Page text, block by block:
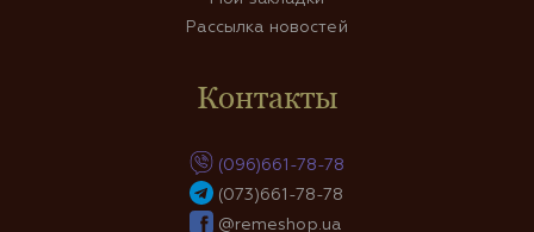
Рассылка новостей
Контакты
(096)661-78-78
(073)661-78-78
@remeshop.ua